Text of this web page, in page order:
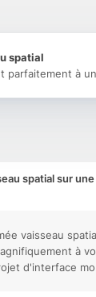
spatial
parfaitement à
spatial sur
vaisseau
à
d'interface